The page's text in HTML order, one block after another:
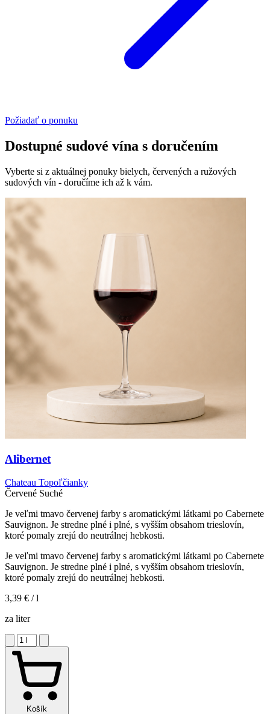
Požiadať o ponuku
Dostupné sudové vína s doručením
Vyberte si z aktuálnej ponuky bielych, červených a ružových
sudových vín - doručíme ich až k vám.
Alibernet
Chateau Topoľčianky
Červené Suché
Je veľmi tmavo červenej farby s aromatickými látkami po Cabernete
Sauvignon. Je stredne plné i plné, s vyšším obsahom trieslovín,
ktoré pomaly zrejú do neutrálnej hebkosti.
Je veľmi tmavo červenej farby s aromatickými látkami po Cabernete
Sauvignon. Je stredne plné i plné, s vyšším obsahom trieslovín,
ktoré pomaly zrejú do neutrálnej hebkosti.
3,39 € / l
za liter
Košík